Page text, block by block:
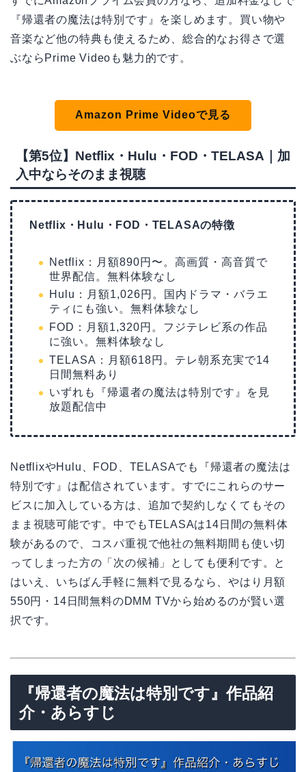
『帰還者の魔法は特別です』を楽しめます。買い物や
音楽など他の特典も使えるため、総合的なお得さで選
ぶならPrime Videoも魅力的です。
Amazon Prime Videoで見る
【第5位】Netflix・Hulu・FOD・TELASA｜加
入中ならそのまま視聴
Netflix・Hulu・FOD・TELASAの特徴
Netflix：月額890円〜。高画質・高音質で
世界配信。無料体験なし
Hulu：月額1,026円。国内ドラマ・バラエ
ティにも強い。無料体験なし
FOD：月額1,320円。フジテレビ系の作品
に強い。無料体験なし
TELASA：月額618円。テレ朝系充実で14
日間無料あり
いずれも『帰還者の魔法は特別です』を見
放題配信中
NetflixやHulu、FOD、TELASAでも『帰還者の魔法は
特別です』は配信されています。すでにこれらのサー
ビスに加入している方は、追加で契約しなくてもその
まま視聴可能です。中でもTELASAは14日間の無料体
験があるので、コスパ重視で他社の無料期間も使い切
ってしまった方の「次の候補」としても便利です。と
はいえ、いちばん手軽に無料で見るなら、やはり月額
550円・14日間無料のDMM TVから始めるのが賢い選
択です。
『帰還者の魔法は特別です』作品紹
介・あらすじ